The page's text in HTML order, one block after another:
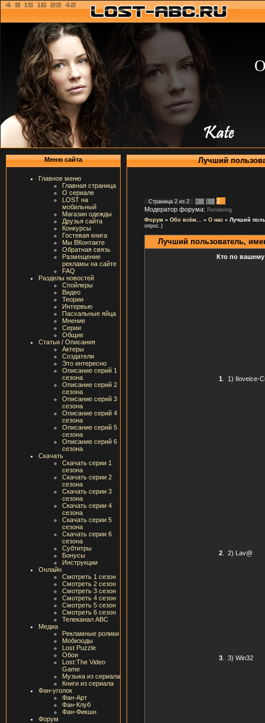
Меню сайта
Главное меню
Главная страница
О сериале
LOST на
мобильный
Магазин одежды
Друзья сайта
Конкурсы
Гостевая книга
Мы ВКонтакте
Обратная связь
Размещение
рекламы на сайте
FAQ
Разделы новостей
Спойлеры
Видео
Теории
Интервью
Пасхальные яйца
Мнение
Серии
Общие
Статьи / Описания
Актеры
Создатели
Это интересно
Описание серий 1
сезона
Описание серий 2
сезона
Описание серий 3
сезона
Описание серий 4
сезона
Описание серий 5
сезона
Описание серий 6
сезона
Скачать
Скачать серии 1
сезона
Скачать серии 2
сезона
Скачать серии 3
сезона
Скачать серии 4
сезона
Скачать серии 5
сезона
Скачать серии 6
сезона
Субтитры
Бонусы
Инструкции
Онлайн
Смотреть 1 сезон
Смотреть 2 сезон
Смотреть 3 сезон
Смотреть 4 сезон
Смотреть 5 сезон
Смотреть 6 сезон
Телеканал ABC
Медиа
Рекламные ролики
Мобизоды
Lost Puzzle
Обои
Lost:The Video
Game
Музыка из сериала
Книги из сериала
Фан-уголок
Фан-Арт
Фан-Клуб
Фан-Фикшн
Форум
Лучший
Страница 2 из 2 « 1
2
Модератор форума: Rendering
Форум » Обо всём... » О нас » Лучший
опрос.)
Лучший пользователь,
Кто по
1 1) Iloveice-
2. 2) Lav@
3. 3) Win32